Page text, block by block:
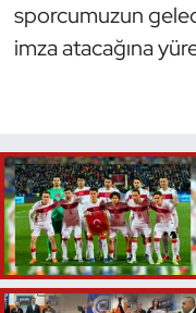
sporcumuzun
imza atacağına
Ragbi
Sualtı Sporları
Tekvando
Tenis